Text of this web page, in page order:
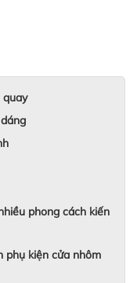
quay
phong cách kiến
phụ kiện cửa nhôm